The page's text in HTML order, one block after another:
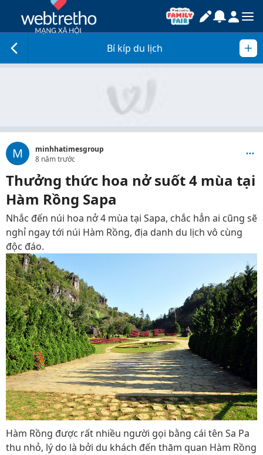
Bí kíp du lịch
M
minhhatimesgroup
8 năm trước
Thưởng thức hoa nở suốt 4 mùa tại
Hàm Rồng Sapa
Nhắc đến núi hoa nở 4 mùa tại Sapa, chắc hẳn ai cũng sẽ
nghỉ ngay tới núi Hàm Rồng, địa danh du lịch vô cùng
độc đáo.
Hàm Rồng được rất nhiều người gọi bằng cái tên Sa Pa
thu nhỏ, lý do là bởi du khách đến thăm quan Hàm Rồng